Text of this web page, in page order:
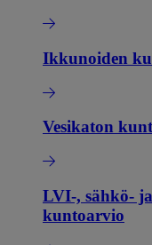
Ikkunoiden
Vesikaton
LVI-, sähkö-
kuntoarvio